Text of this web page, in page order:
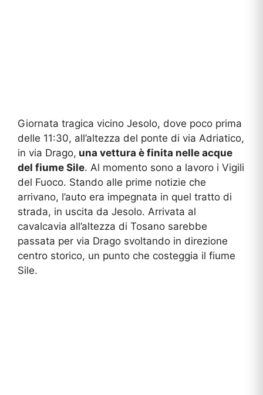
Giornata tragica vicino Jesolo, dove poco prima
delle 11:30, all’altezza del ponte di via Adriatico,
in via Drago, una vettura è finita nelle acque
del fiume Sile. Al momento sono a lavoro i Vigili
del Fuoco. Stando alle prime notizie che
arrivano, l’auto era impegnata in quel tratto di
strada, in uscita da Jesolo. Arrivata al
cavalcavia all’altezza di Tosano sarebbe
passata per via Drago svoltando in direzione
centro storico, un punto che costeggia il fiume
Sile.